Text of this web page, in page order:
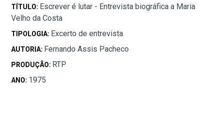
TÍTULO: Escrever é lutar - Entrevista biográfica a Maria
Velho da Costa
TIPOLOGIA: Excerto de entrevista
AUTORIA: Fernando Assis Pacheco
PRODUÇÃO: RTP
ANO: 1975